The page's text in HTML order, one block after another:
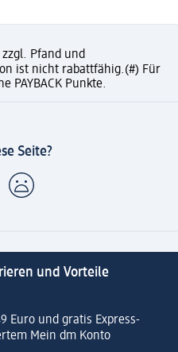
Pfand und
ist nicht rabattfähig.(#) Für
PAYBACK Punkte.
Seite?
und Vorteile
Euro und gratis Express-
Mein dm Konto